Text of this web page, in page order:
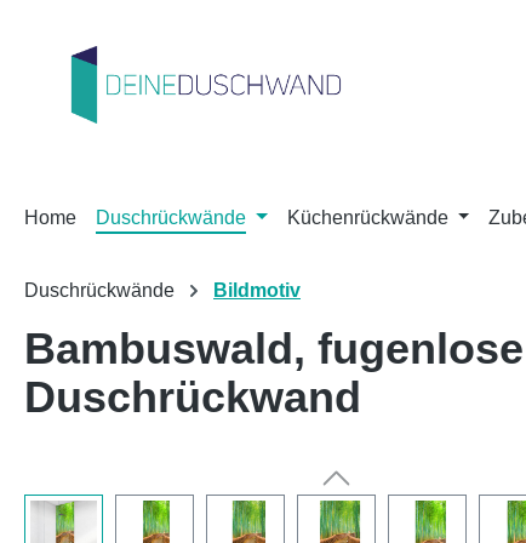
Home Duschrückwände Küchenrückwände
Duschrückwände Bildmotiv
Bambuswald,
Duschrückwand